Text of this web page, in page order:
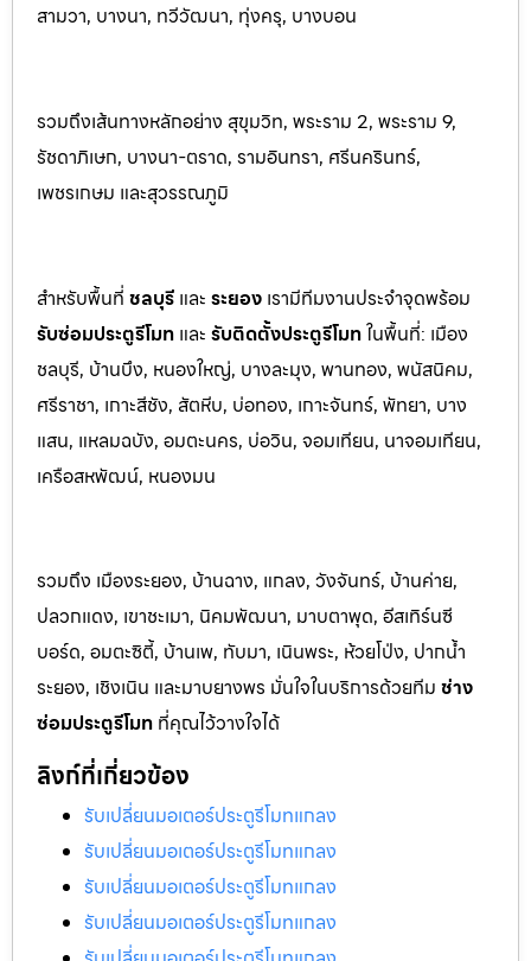
สามวา, บางนา, ทวีวัฒนา, ทุ่งครุ, บางบอน
รวมถึงเส้นทางหลักอย่าง สุขุมวิท, พระราม 2, พระราม 9,
รัชดาภิเษก, บางนา-ตราด, รามอินทรา, ศรีนครินทร์,
เพชรเกษม และสุวรรณภูมิ
สำหรับพื้นที่ ชลบุรี และ ระยอง เรามีทีมงานประจำจุดพร้อม
รับซ่อมประตูรีโมท และ รับติดตั้งประตูรีโมทในพื้นที่: เมือง
ชลบุรี, บ้านบึง, หนองใหญ่, บางละมุง, พานทอง, พนัสนิคม,
ศรีราชา, เกาะสีชัง, สัตหีบ, บ่อทอง, เกาะจันทร์, พัทยา, บาง
แสน, แหลมฉบัง, อมตะนคร, บ่อวิน, จอมเทียน, นาจอมเทียน,
เครือสหพัฒน์, หนองมน
รวมถึง เมืองระยอง, บ้านฉาง, แกลง, วังจันทร์, บ้านค่าย,
ปลวกแดง, เขาชะเมา, นิคมพัฒนา, มาบตาพุด, อีสเทิร์นซี
บอร์ด, อมตะซิตี้, บ้านเพ, ทับมา, เนินพระ, ห้วยโป่ง, ปากน้ำ
ระยอง, เชิงเนิน และมาบยางพร มั่นใจในบริการด้วยทีม ช่าง
ซ่อมประตูรีโมท ที่คุณไว้วางใจได้
ลิงก์ที่เกี่ยวข้อง
รับเปลี่ยนมอเตอร์ประตูรีโมทแกลง
รับเปลี่ยนมอเตอร์ประตูรีโมทแกลง
รับเปลี่ยนมอเตอร์ประตูรีโมทแกลง
รับเปลี่ยนมอเตอร์ประตูรีโมทแกลง